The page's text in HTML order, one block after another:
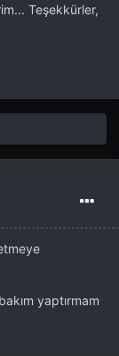
Teşekkürler,
yaptırmam